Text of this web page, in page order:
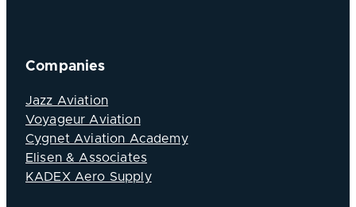
Companies
Jazz Aviation
Voyageur Aviation
Cygnet Aviation Academy
Elisen & Associates
KADEX Aero Supply